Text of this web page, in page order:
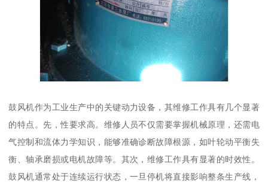
鼓风机作为工业生产中的关键动力设备，其维修工作具有几个显著
的特点。先，性要求高。维修人员不仅需要掌握机械原理，还需电
气控制和流体力学知识，能够准确诊断故障根源，如叶轮动平衡失
衡、轴承磨损或电机故障等。其次，维修工作具有显著的时效性。
鼓风机通常处于连续运行状态，一旦停机将直接影响整条生产线，